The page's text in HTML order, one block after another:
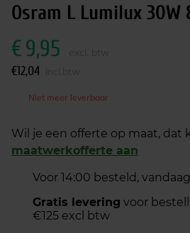
Osram L Lumilux 30W
€9,95
€12,04
Niet meer leverbaar
Wil je een offerte op maat, dat
maatwerkofferte aan
Voor 14:00 besteld,
Gratis levering voor
€125 excl btw